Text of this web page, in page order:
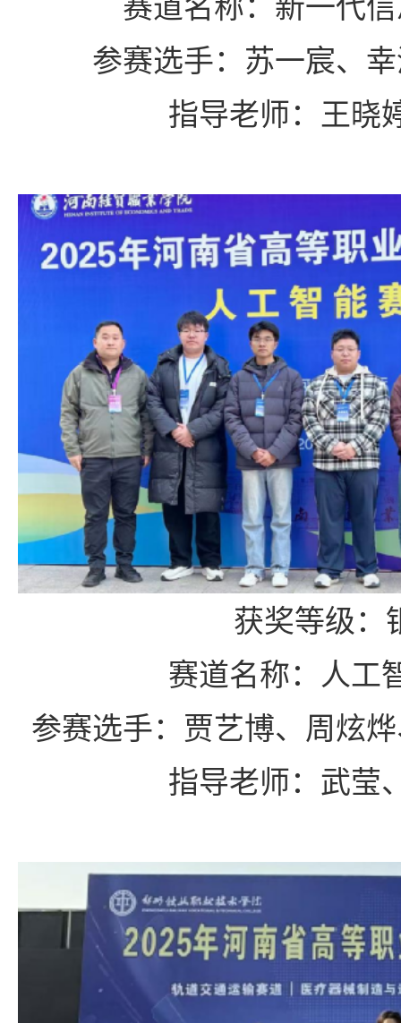
参赛选手：苏一宸、
指导老师：王晓
获奖等级：
赛道名称：人工
参赛选手：贾艺博、周炫
指导老师：武莹